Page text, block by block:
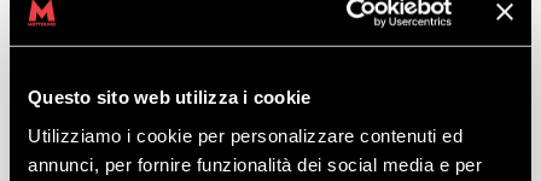
Questo sito web utilizza i cookie
Utilizziamo i cookie per personalizzare contenuti ed
annunci, per fornire funzionalità dei social media e per
THE CUBE GUYS
AL CAMANEL DI
PLANON